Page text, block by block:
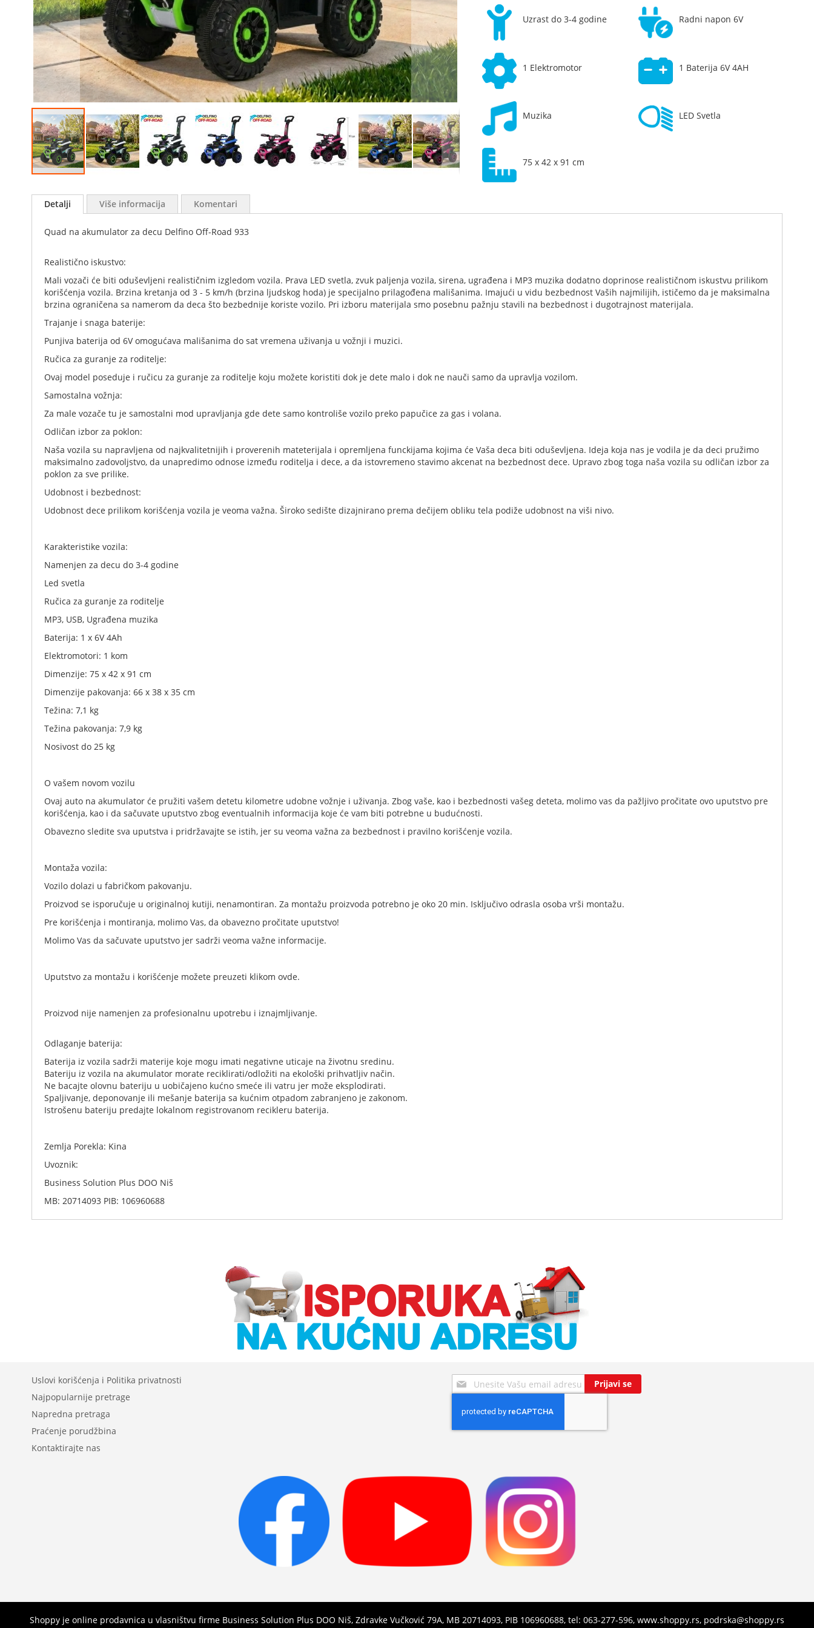
to
gallery
Uzrast do 3-4 godine Radni napon 6V
1 Elektromotor 1 Baterija 6V 4AH
Muzika LED Svetla
75 x 42 x 91 cm
Detalji
Quad na akumulator za decu Delfino Off-Road 933
Realistično iskustvo:
Mali vozači će biti oduševljeni realističnim izgledom vozila. Prava LED svetla, zvuk paljenja vozila, sirena, ugrađena i MP3 muzika dodatno doprinose realističnom iskustvu prilikom
korišćenja vozila. Brzina kretanja od 3 - 5 km/h (brzina ljudskog hoda) je specijalno prilagođena mališanima. Imajući u vidu bezbednost Vaših najmilijih, ističemo da je maksimalna
brzina ograničena sa namerom da deca što bezbednije koriste vozilo. Pri izboru materijala smo posebnu pažnju stavili na bezbednost i dugotrajnost materijala.
Trajanje i snaga baterije:
Punjiva baterija od 6V omogućava mališanima do sat vremena uživanja u vožnji i muzici.
Ručica za guranje za roditelje:
Ovaj model poseduje i ručicu za guranje za roditelje koju možete koristiti dok je dete malo i dok ne nauči samo da upravlja vozilom.
Samostalna vožnja:
Za male vozače tu je samostalni mod upravljanja gde dete samo kontroliše vozilo preko papučice za gas i volana.
Odličan izbor za poklon:
Naša vozila su napravljena od najkvalitetnijih i proverenih mateterijala i opremljena funckijama kojima će Vaša deca biti oduševljena. Ideja koja nas je vodila je da deci pružimo
maksimalno zadovoljstvo, da unapredimo odnose između roditelja i dece, a da istovremeno stavimo akcenat na bezbednost dece. Upravo zbog toga naša vozila su odličan izbor za
poklon za sve prilike.
Udobnost i bezbednost:
Udobnost dece prilikom korišćenja vozila je veoma važna. Široko sedište dizajnirano prema dečijem obliku tela podiže udobnost na viši nivo.
Karakteristike vozila:
Namenjen za decu do 3-4 godine
Led svetla
Ručica za guranje za roditelje
MP3, USB, Ugrađena muzika
Baterija: 1 x 6V 4Ah
Elektromotori: 1 kom
Dimenzije: 75 x 42 x 91 cm
Dimenzije pakovanja: 66 x 38 x 35 cm
Težina: 7,1 kg
Težina pakovanja: 7,9 kg
Nosivost do 25 kg
O vašem novom vozilu
Ovaj auto na akumulator će pružiti vašem detetu kilometre udobne vožnje i uživanja. Zbog vaše, kao i bezbednosti vašeg deteta, molimo vas da pažljivo pročitate ovo uputstvo pre
korišćenja, kao i da sačuvate uputstvo zbog eventualnih informacija koje će vam biti potrebne u budućnosti.
Obavezno sledite sva uputstva i pridržavajte se istih, jer su veoma važna za bezbednost i pravilno korišćenje vozila.
Montaža vozila:
Vozilo dolazi u fabričkom pakovanju.
Proizvod se isporučuje u originalnoj kutiji, nenamontiran. Za montažu proizvoda potrebno je oko 20 min. Isključivo odrasla osoba vrši montažu.
Pre korišćenja i montiranja, molimo Vas, da obavezno pročitate uputstvo!
Molimo Vas da sačuvate uputstvo jer sadrži veoma važne informacije.
Uputstvo za montažu i korišćenje možete preuzeti klikom ovde.
Proizvod nije namenjen za profesionalnu upotrebu i iznajmljivanje.
Odlaganje baterija:
Baterija iz vozila sadrži materije koje mogu imati negativne uticaje na životnu sredinu.
Bateriju iz vozila na akumulator morate reciklirati/odložiti na ekološki prihvatljiv način.
Ne bacajte olovnu bateriju u uobičajeno kućno smeće ili vatru jer može eksplodirati.
Spaljivanje, deponovanje ili mešanje baterija sa kućnim otpadom zabranjeno je zakonom.
Istrošenu bateriju predajte lokalnom registrovanom recikleru baterija.
Zemlja Porekla: Kina
Uvoznik:
Business Solution Plus DOO Niš
MB: 20714093 PIB: 106960688
Više informacija Komentari
Sign
Up
Our
Newsletter:
Prijavi se
Uslovi korišćenja i Politika privatnosti
Najpopularnije pretrage
Napredna pretraga
Praćenje porudžbina
Kontaktirajte nas
Shoppy je online prodavnica u vlasništvu firme Business Solution Plus DOO Niš, Zdravke Vučković 79A, MB 20714093, PIB 106960688, tel: 063-277-596, www.shoppy.rs, podrska@shoppy.rs